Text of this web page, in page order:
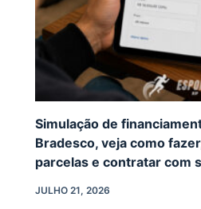
Simulação de
Bradesco, veja como
parcelas e contratar com
JULHO 21, 2026